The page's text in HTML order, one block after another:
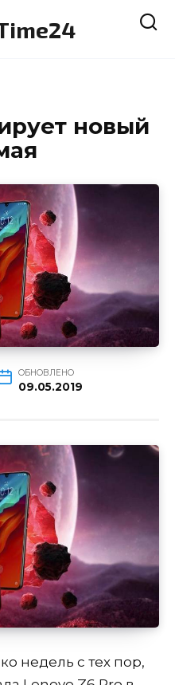
новый
ОБНОВЛЕНО
09.05.2019
недель с тех пор,